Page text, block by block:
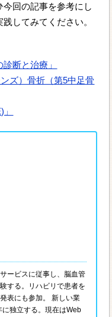
回の記事を参考にし
してみてください。
断と治療」
ズ）骨折（第5中足骨
ービスに従事し、脳血管
する。リハビリで患者を
表にも参加。 新しい業
独立する。現在はWeb